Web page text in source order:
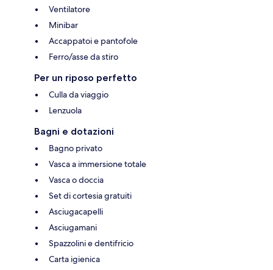
Ventilatore
Minibar
Accappatoi e pantofole
Ferro/asse da stiro
Per un riposo perfetto
Culla da viaggio
Lenzuola
Bagni e dotazioni
Bagno privato
Vasca a immersione totale
Vasca o doccia
Set di cortesia gratuiti
Asciugacapelli
Asciugamani
Spazzolini e dentifricio
Carta igienica